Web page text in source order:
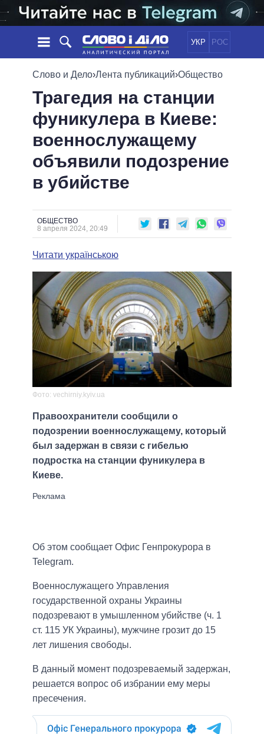
УКР РОС
НОВОСТИ
ЛЕНТА
СОБЫТИЯ
СТАТЬИ
МНЕНИЯ
ОБЗОРЫ
ДАЙДЖЕСТЫ
ПОЛИТИКА
ЭКОНОМИКА
ОБЩЕСТВО
ОБЕЩАНИЯ
ПОЛИТИКИ
ВСЕ ПОЛИТИКИ
ПРЕЗИДЕНТ И ОФИС
ВЕРХОВНАЯ РАДА
ГЛАВЫ ОБЛАДМИНИСТРАЦИЙ
МЭРЫ
ВСЕ ПЕРСОНЫ
ИНФОГРАФИКА
ВИДЕО
СРАВНЕНИЕ ПОЛИТИКОВ
Слово и Дело›Лента публикаций›Общество
Трагедия на станции
фуникулера в Киеве:
военнослужащему
объявили подозрение
в убийстве
ОБЩЕСТВО
8 апреля 2024, 20:49
Читати українською
Фото: vechirniy.kyiv.ua
Правоохранители сообщили о
подозрении военнослужащему, который
был задержан в связи с гибелью
подростка на станции фуникулера в
Киеве.
Об этом сообщает Офис Генпрокурора в
Telegram.
Военнослужащего Управления
государственной охраны Украины
подозревают в умышленном убийстве (ч. 1
ст. 115 УК Украины), мужчине грозит до 15
лет лишения свободы.
В данный момент подозреваемый задержан,
решается вопрос об избрании ему меры
пресечения.